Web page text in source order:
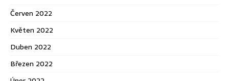
Červen 2022
Květen 2022
Duben 2022
Březen 2022